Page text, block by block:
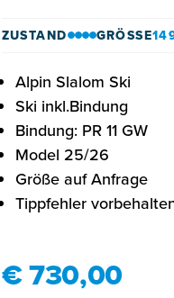
ZUSTAND GRÖSSE
Alpin Slalom Ski
Ski inkl.Bindung
Bindung: PR 11 GW
Model 25/26
Größe auf Anfrage
Tippfehler
€ 730,00